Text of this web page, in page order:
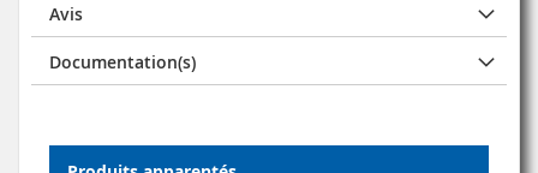
Avis
Documentation(s)